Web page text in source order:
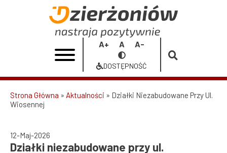
niezabudowane
ul.
Wiosennej
Urząd
Increase
font
Reset
font
size
Decrease
font
Przełącz
na
Dostępność
DOSTĘPNOŚĆ
Ścieżka
Strona Główna Aktualności
Działki Niezabudowane Przy Ul.
Wiosennej
12-Maj-2026
Działki niezabudowane przy ul.